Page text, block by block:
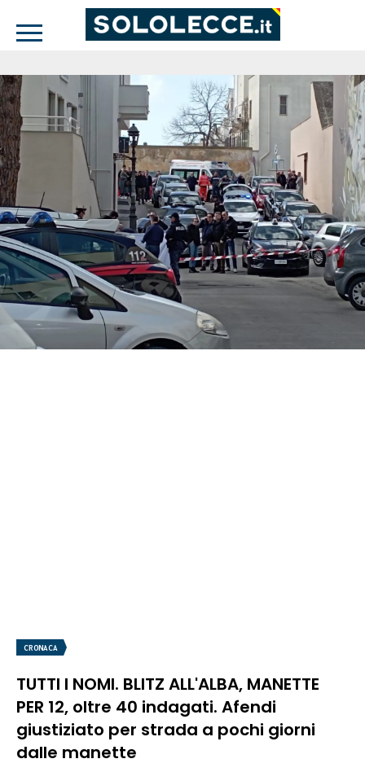
CRONACA
TUTTI I NOMI. BLITZ ALL'ALBA, MANETTE
PER 12, oltre 40 indagati. Afendi
giustiziato per strada a pochi giorni
dalle manette